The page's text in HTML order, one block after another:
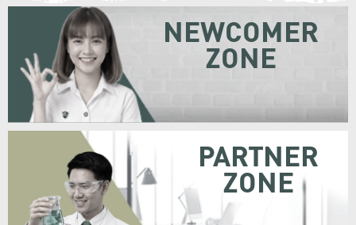
NEWCOMER
ZONE
PARTNER
ZONE